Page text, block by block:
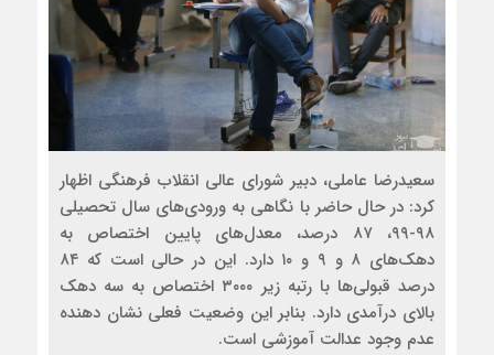
سعیدرضا عاملی، دبیر شورای عالی انقلاب فرهنگی اظهار
کرد: در حال حاضر با نگاهی به ورودی‌های سال تحصیلی
۹۸-۹۹، ۸۷ درصد، معدل‌های پایین اختصاص به
دهک‌های ۸ و ۹ و ۱۰ دارد. این در حالی است که ۸۴
درصد قبولی‌ها با رتبه زیر ۳۰۰۰ اختصاص به سه دهک
بالای درآمدی دارد. بنابر این وضعیت فعلی نشان دهنده
عدم وجود عدالت آموزشی است.